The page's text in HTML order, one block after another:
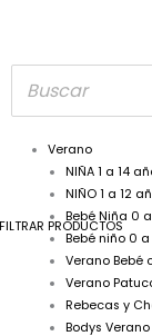
Verano
NIÑA 1 a 14
NIÑO 1 a 12
Bebé Niña 0
Bebé niño 0
Verano Bebé
Verano
Rebecas y
Bodys Verano
FILTRAR PRODUCTOS